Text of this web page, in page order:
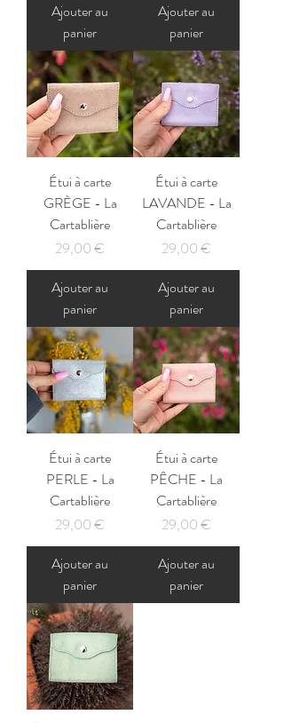
Ajouter au
panier
Ajouter au
panier
Étui à carte
GRÈGE - La
Cartablière
Prix
29,00 €
Ajouter au
panier
Étui à carte
LAVANDE - La
Cartablière
Prix
29,00 €
Ajouter au
panier
Étui à carte
PERLE - La
Cartablière
Prix
29,00 €
Ajouter au
panier
Étui à carte
PÊCHE - La
Cartablière
Prix
29,00 €
Ajouter au
panier